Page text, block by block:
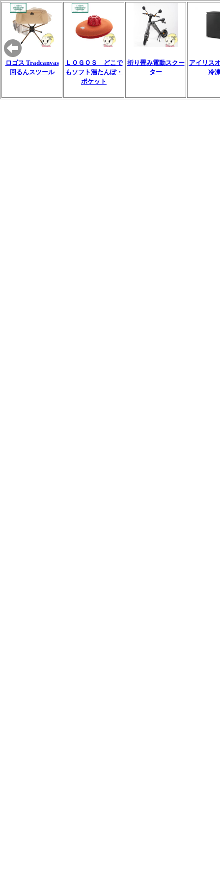
ロゴス Tradcanvas
回るんスツール
ＬＯＧＯＳ どこで
もソフト湯たんぽ・
ポケット
折り畳み電動スクー
ター
アイリス
冷